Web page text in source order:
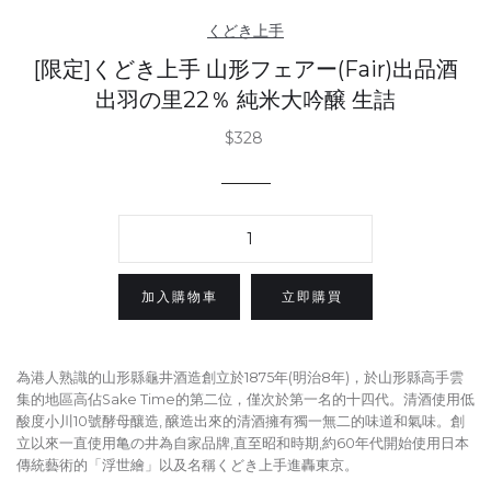
くどき上手
[限定]くどき上手 山形フェアー(Fair)出品酒
出羽の里22％ 純米大吟醸 生詰
$328
立即購買
為港人熟識的山形縣龜井酒造創立於1875年(明治8年)，於山形縣高手雲
集的地區高佔Sake Time的第二位，僅次於第一名的十四代。清酒使用低
酸度小川10號酵母釀造, 醸造出來的清酒擁有獨一無二的味道和氣味。創
立以來一直使用亀の井為自家品牌,直至昭和時期,約60年代開始使用日本
傳統藝術的「浮世繪」以及名稱くどき上手進轟東京。